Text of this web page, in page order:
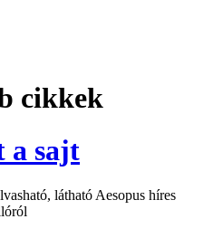
cikkek
a sajt
látható Aesopus híres